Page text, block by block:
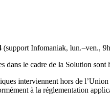
(support Infomaniak, lun.–ven.,
dans le cadre de la Solution
interviennent hors de
à la réglementation